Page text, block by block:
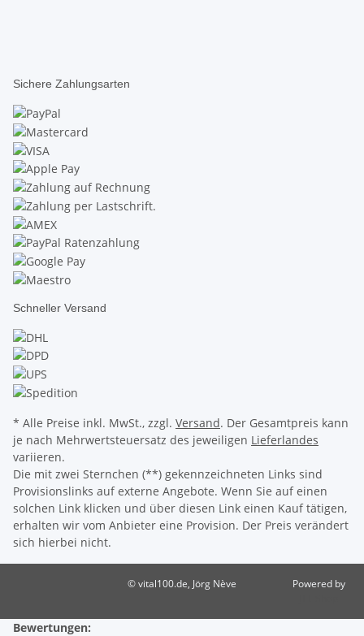
Sichere Zahlungsarten
Schneller Versand
* Alle Preise inkl. MwSt., zzgl. Versand. Der Gesamtpreis kann
je nach Mehrwertsteuersatz des jeweiligen Lieferlandes
variieren.
Die mit zwei Sternchen (**) gekennzeichneten Links sind
Provisionslinks auf externe Angebote. Wenn Sie auf einen
solchen Link klicken und über diesen Link einen Kauf tätigen,
erhalten wir vom Anbieter eine Provision. Der Preis verändert
sich hierbei nicht.
© vital100.de, Jörg Nève
Powered by
Bewertungen: